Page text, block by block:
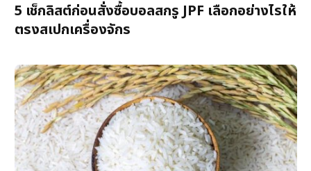
5 เช็กลิสต์ก่อนสั่งซื้อบอลสกรู JPF เลือกอย่างไรให้
ตรงสเปกเครื่องจักร